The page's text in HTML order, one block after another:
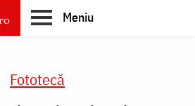
Meniu
Fototecă